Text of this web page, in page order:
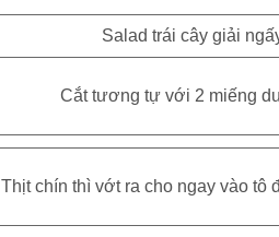
Cắt tương tự với 2 miếng
Thịt chín thì vớt ra cho ngay vào tô